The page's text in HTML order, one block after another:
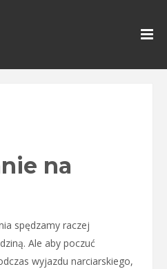
na
spędzamy raczej
Ale aby poczuć
wyjazdu narciarskiego,